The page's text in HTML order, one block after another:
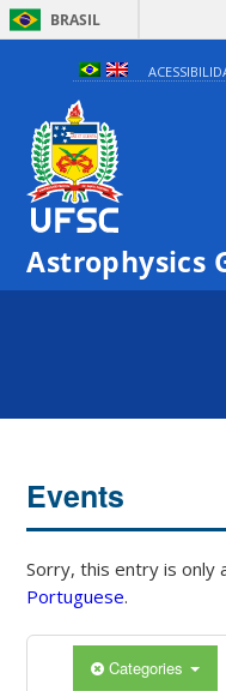
BRASIL
Astrophysics
Events
Sorry, this entry is only
Portuguese.
Categories